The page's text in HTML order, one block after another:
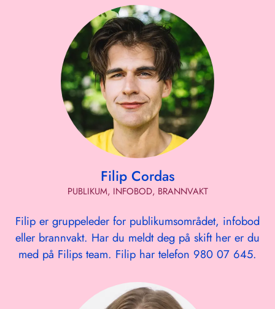
Filip Cordas
PUBLIKUM, INFOBOD, BRANNVAKT
Filip er gruppeleder for publikumsområdet, infobod
eller brannvakt. Har du meldt deg på skift her er du
med på Filips team. Filip har telefon 980 07 645.